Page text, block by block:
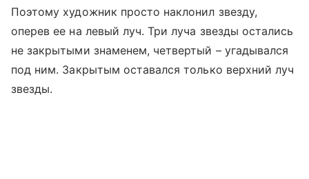
Поэтому художник просто наклонил звезду,
оперев ее на левый луч. Три луча звезды остались
не закрытыми знаменем, четвертый – угадывался
под ним. Закрытым оставался только верхний луч
звезды.